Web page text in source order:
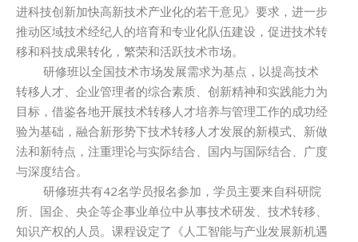
进科技创新加快高新技术产业化的若干意见》要求，进一步
推动区域技术经纪人的培育和专业化队伍建设，促进技术转
移和科技成果转化，繁荣和活跃技术市场。
研修班以全国技术市场发展需求为基点，以提高技术
转移人才、企业管理者的综合素质、创新精神和实践能力为
目标，借鉴各地开展技术转移人才培养与管理工作的成功经
验为基础，融合新形势下技术转移人才发展的新模式、新做
法和新特点，注重理论与实际结合、国内与国际结合、广度
与深度结合。
研修班共有42名学员报名参加，学员主要来自科研院
所、国企、央企等企事业单位中从事技术研发、技术转移、
知识产权的人员。课程设定了《人工智能与产业发展新机遇